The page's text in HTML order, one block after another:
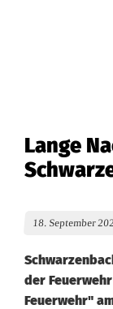
Lange
18. September
der
Feuerwehr"